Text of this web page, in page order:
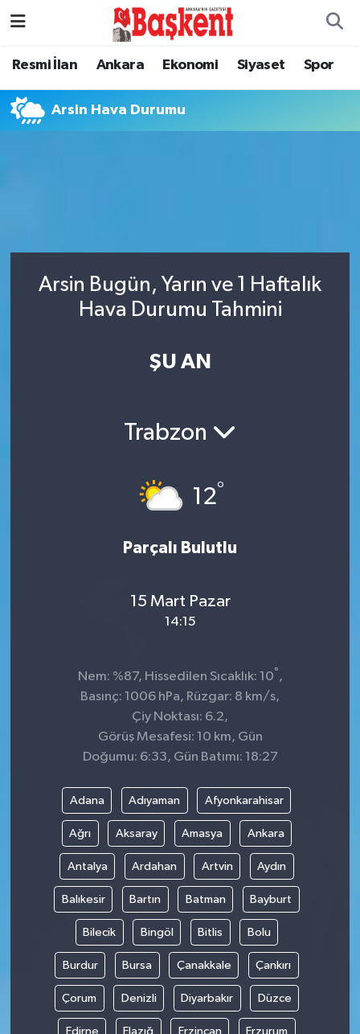
Resmi İlan Ankara Ekonomi Siyaset Spor
Arsin Hava Durumu
Arsin Bugün, Yarın ve 1 Haftalık
Hava Durumu Tahmini
ŞU AN
Trabzon
12°
Parçalı Bulutlu
15 Mart Pazar
14:15
Nem: %87, Hissedilen Sıcaklık: 10° ,
Basınç: 1006 hPa, Rüzgar: 8 km/s,
Çiy Noktası: 6.2,
Görüş Mesafesi: 10 km, Gün
Doğumu: 6:33, Gün Batımı: 18:27
Adana Adıyaman Afyonkarahisar
Ağrı Aksaray Amasya Ankara
Antalya Ardahan Artvin Aydın
Balıkesir Bartın Batman Bayburt
Bilecik Bingöl Bitlis Bolu
Burdur Bursa Çanakkale Çankırı
Çorum Denizli Diyarbakır Düzce
Edirne Elazığ Erzincan Erzurum